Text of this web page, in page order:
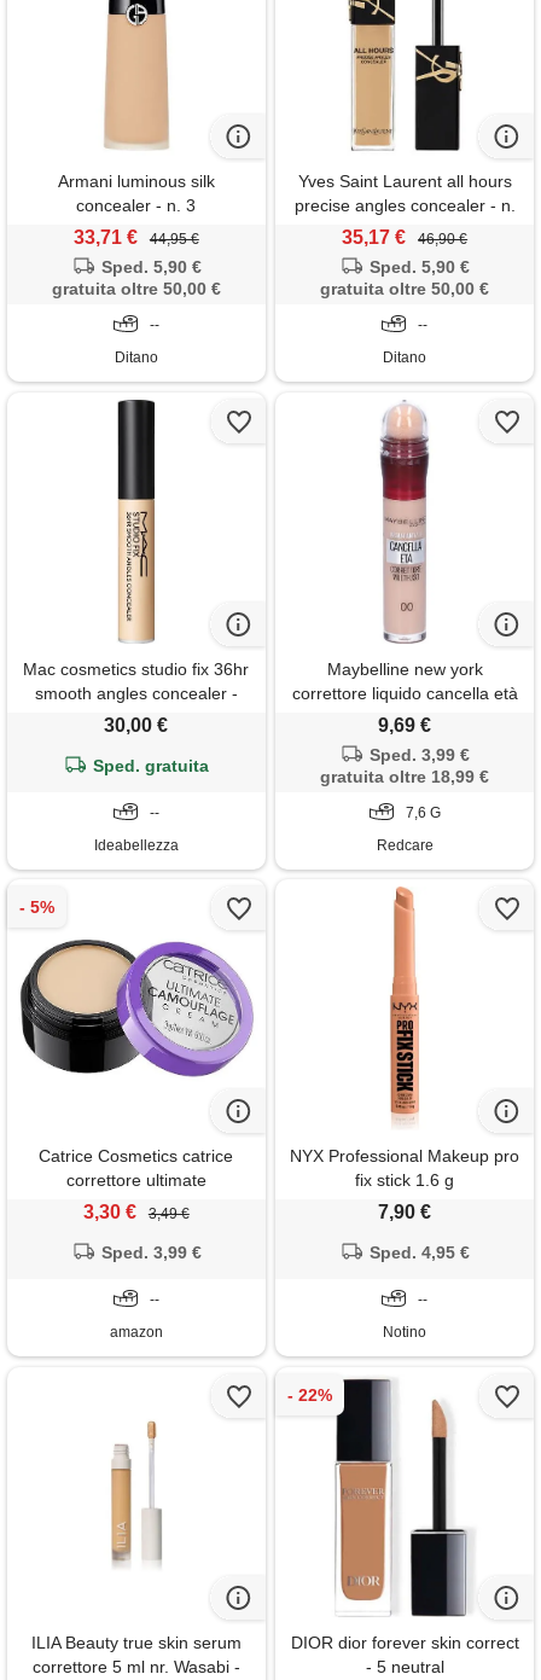
Armani luminous silk
concealer - n. 3
33,71 € 44,95 €
Sped. 5,90 €
gratuita oltre 50,00 €
--
Ditano
Yves Saint Laurent all hours
precise angles concealer - n.
Lw7
35,17 € 46,90 €
Sped. 5,90 €
gratuita oltre 50,00 €
--
Ditano
Mac cosmetics studio fix 36hr
smooth angles concealer -
nc11.5
30,00 €
Sped. gratuita
--
Ideabellezza
Maybelline new york
correttore liquido cancella età
00 ivory 7,6 g make up
9,69 €
Sped. 3,99 €
gratuita oltre 18,99 €
7,6 G
Redcare
Catrice Cosmetics catrice
correttore ultimate
camouflage viso finish opaco
3,30 € 3,49 €
Sped. 3,99 €
--
amazon
NYX Professional Makeup pro
fix stick 1.6 g
7,90 €
Sped. 4,95 €
--
Notino
ILIA Beauty true skin serum
correttore 5 ml nr. Wasabi -
DIOR dior forever skin correct
- 5 neutral